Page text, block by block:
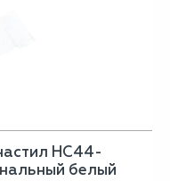
НС44-
белый